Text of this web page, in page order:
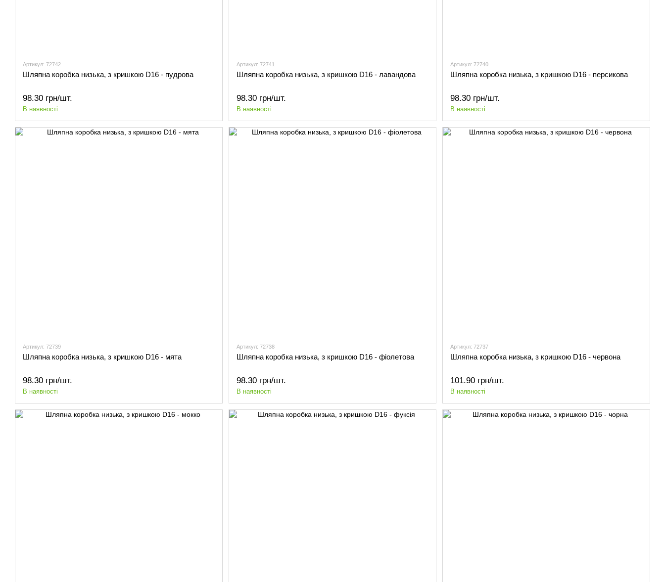
Артикул: 72742
Шляпна коробка низька, з кришкою D16 - пудрова
98.30 грн/шт.
В наявності
Артикул: 72741
Шляпна коробка низька, з кришкою D16 - лавандова
98.30 грн/шт.
В наявності
Артикул: 72740
Шляпна коробка низька, з кришкою D16 - персикова
98.30 грн/шт.
В наявності
Артикул: 72739
Шляпна коробка низька, з кришкою D16 - мята
98.30 грн/шт.
В наявності
Артикул: 72738
Шляпна коробка низька, з кришкою D16 - фіолетова
98.30 грн/шт.
В наявності
Артикул: 72737
Шляпна коробка низька, з кришкою D16 - червона
101.90 грн/шт.
В наявності